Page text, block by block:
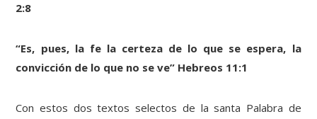
2:8
“Es, pues, la fe la certeza de lo que se espera, la
convicción de lo que no se ve” Hebreos 11:1
Con estos dos textos selectos de la santa Palabra de